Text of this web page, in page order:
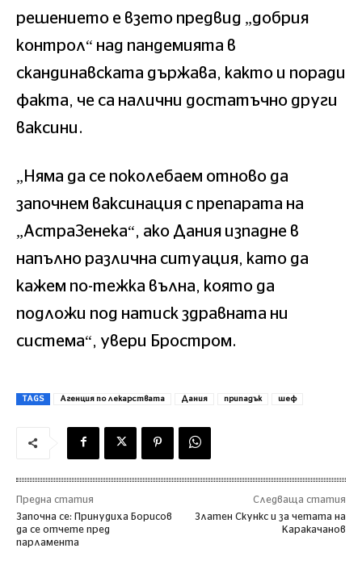
решението е взето предвид „добрия
контрол“ над пандемията в
скандинавската държава, както и поради
факта, че са налични достатъчно други
ваксини.
„Няма да се поколебаем отново да
започнем ваксинация с препарата на
„АстраЗенека“, ако Дания изпадне в
напълно различна ситуация, като да
кажем по-тежка вълна, която да
подложи под натиск здравната ни
система“, увери Бростром.
TAGS Агенция по лекарствата Дания припадък шеф
Предна статия
Започна се: Принудиха Борисов
да се отчете пред
парламента
Следваща статия
Златен Скункс и за четата на
Каракачанов